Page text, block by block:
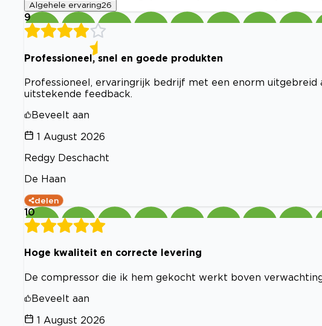
Algehele ervaring26
9
Professioneel, snel en goede produkten
Professioneel, ervaringrijk bedrijf met een enorm uitgebreid
uitstekende feedback.
Beveelt aan
1 August 2026
Redgy Deschacht
De Haan
delen
10
Hoge kwaliteit en correcte levering
De compressor die ik hem gekocht werkt boven
Beveelt aan
1 August 2026